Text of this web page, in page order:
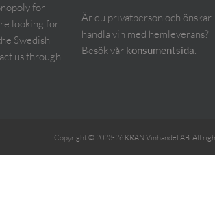
for
looking for
Swedish
us through
Är du privatperson och önskar
handla vin med hemleverans?
Besök vår konsumentsida
Copyright © 2023-26 KRAN Vinhandel AB. All